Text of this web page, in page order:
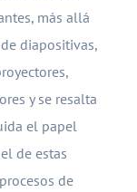
más allá
diapositivas,
y se resalta
el papel
de estas
de